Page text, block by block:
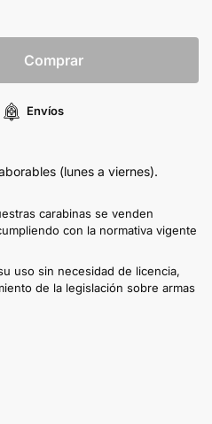
Comprar
Envíos
(lunes a viernes).
carabinas se venden
con la normativa vigente
uso sin necesidad de licencia,
de la legislación sobre armas